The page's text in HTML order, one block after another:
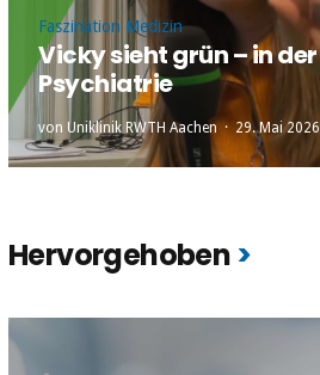
Faszination Medizin
Vicky sieht grün – in der
Psychiatrie
von Uniklinik RWTH Aachen 29. Mai 2026
Hervorgehoben